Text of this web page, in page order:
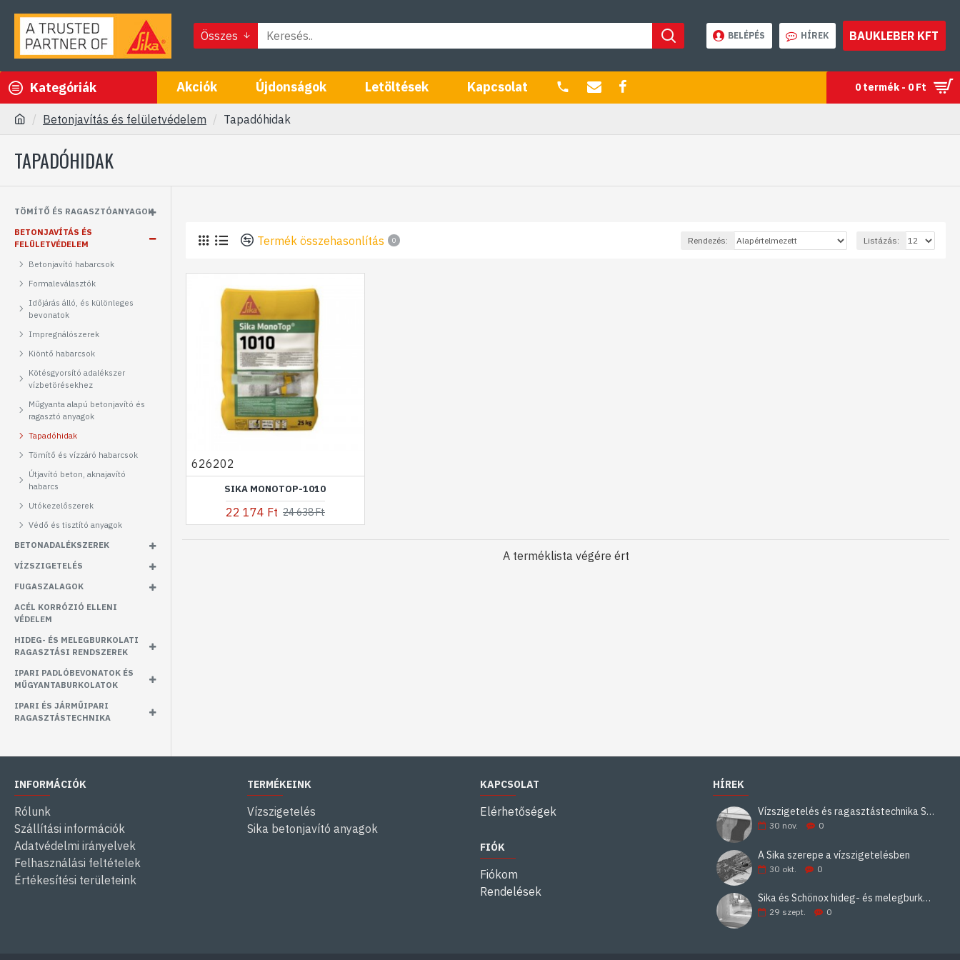
Összes BELÉPÉS HÍREK BAUKLEBER KFT
Kategóriák Akciók Újdonságok Letöltések Kapcsolat 0 termék - 0 Ft
Betonjavítás és felületvédelem Tapadóhidak
TAPADÓHIDAK
TÖMÍTŐ ÉS RAGASZTÓANYAGOK
BETONJAVÍTÁS ÉS
FELÜLETVÉDELEM
Betonjavító habarcsok
Formaleválasztók
Időjárás álló, és különleges
bevonatok
Impregnálószerek
Kiöntő habarcsok
Kötésgyorsító adalékszer
vízbetörésekhez
Műgyanta alapú betonjavító és
ragasztó anyagok
Tapadóhidak
Tömítő és vízzáró habarcsok
Útjavító beton, aknajavító
habarcs
Utókezelőszerek
Védő és tisztító anyagok
BETONADALÉKSZEREK
VÍZSZIGETELÉS
FUGASZALAGOK
ACÉL KORRÓZIÓ ELLENI
VÉDELEM
HIDEG- ÉS MELEGBURKOLATI
RAGASZTÁSI RENDSZEREK
IPARI PADLÓBEVONATOK ÉS
MŰGYANTABURKOLATOK
IPARI ÉS JÁRMŰIPARI
RAGASZTÁSTECHNIKA
Termék összehasonlítás 0 Rendezés: Listázás:
626202
SIKA MONOTOP-1010
22 174 Ft 24 638 Ft
A terméklista végére ért
INFORMÁCIÓK
Rólunk
Szállítási információk
Adatvédelmi irányelvek
Felhasználási feltételek
Értékesítési területeink
TERMÉKEINK
Vízszigetelés
Sika betonjavító anyagok
KAPCSOLAT
Elérhetőségek
FIÓK
Fiókom
Rendelések
HÍREK
Vízszigetelés és ragasztástechnika Sika minőségben
30 nov. 0
A Sika szerepe a vízszigetelésben
30 okt. 0
Sika és Schönox hideg- és melegburkolati ragasztási rendszerek
29 szept. 0